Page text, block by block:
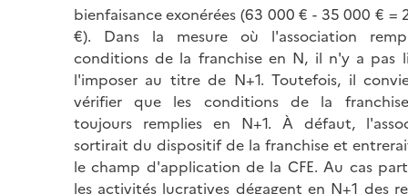
bienfaisance exonérées (63 000 € - 35 000 € =
€). Dans la mesure où l'association
conditions de la franchise en N, il n'y a pas
l'imposer au titre de N+1. Toutefois, il
vérifier que les conditions de la
toujours remplies en N+1. À défaut,
sortirait du dispositif de la franchise et
le champ d'application de la CFE. Au cas
les activités lucratives dégagent en N+1 des